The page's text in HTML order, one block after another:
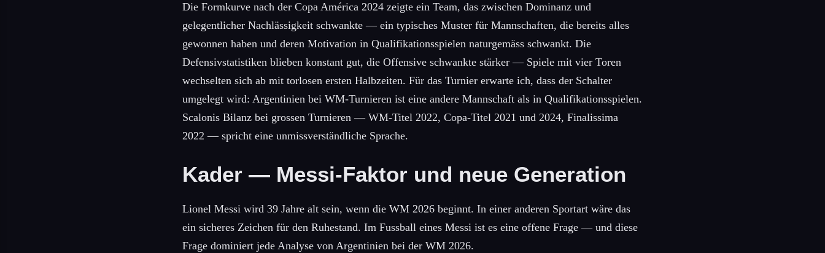
Die Formkurve nach der Copa América 2024 zeigte ein Team, das zwischen Dominanz und
gelegentlicher Nachlässigkeit schwankte — ein typisches Muster für Mannschaften, die bereits alles
gewonnen haben und deren Motivation in Qualifikationsspielen naturgemäss schwankt. Die
Defensivstatistiken blieben konstant gut, die Offensive schwankte stärker — Spiele mit vier Toren
wechselten sich ab mit torlosen ersten Halbzeiten. Für das Turnier erwarte ich, dass der Schalter
umgelegt wird: Argentinien bei WM-Turnieren ist eine andere Mannschaft als in Qualifikationsspielen.
Scalonis Bilanz bei grossen Turnieren — WM-Titel 2022, Copa-Titel 2021 und 2024, Finalissima
2022 — spricht eine unmissverständliche Sprache.
Kader — Messi-Faktor und neue Generation
Lionel Messi wird 39 Jahre alt sein, wenn die WM 2026 beginnt. In einer anderen Sportart wäre das
ein sicheres Zeichen für den Ruhestand. Im Fussball eines Messi ist es eine offene Frage — und diese
Frage dominiert jede Analyse von Argentinien bei der WM 2026.